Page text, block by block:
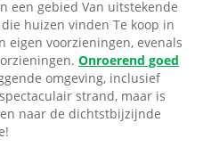
een gebied Van uitstekende
huizen vinden Te koop in
eigen voorzieningen, evenals
Onroerend goed
omgeving, inclusief
strand, maar is
naar de dichtstbijzijnde